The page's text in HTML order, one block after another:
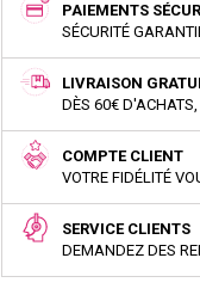
PAIEMENTS
SÉCURITÉ
LIVRAISON
DÈS 60€
COMPTE CLIENT
VOTRE FIDÉLITÉ
SERVICE CLIENTS
DEMANDEZ DES